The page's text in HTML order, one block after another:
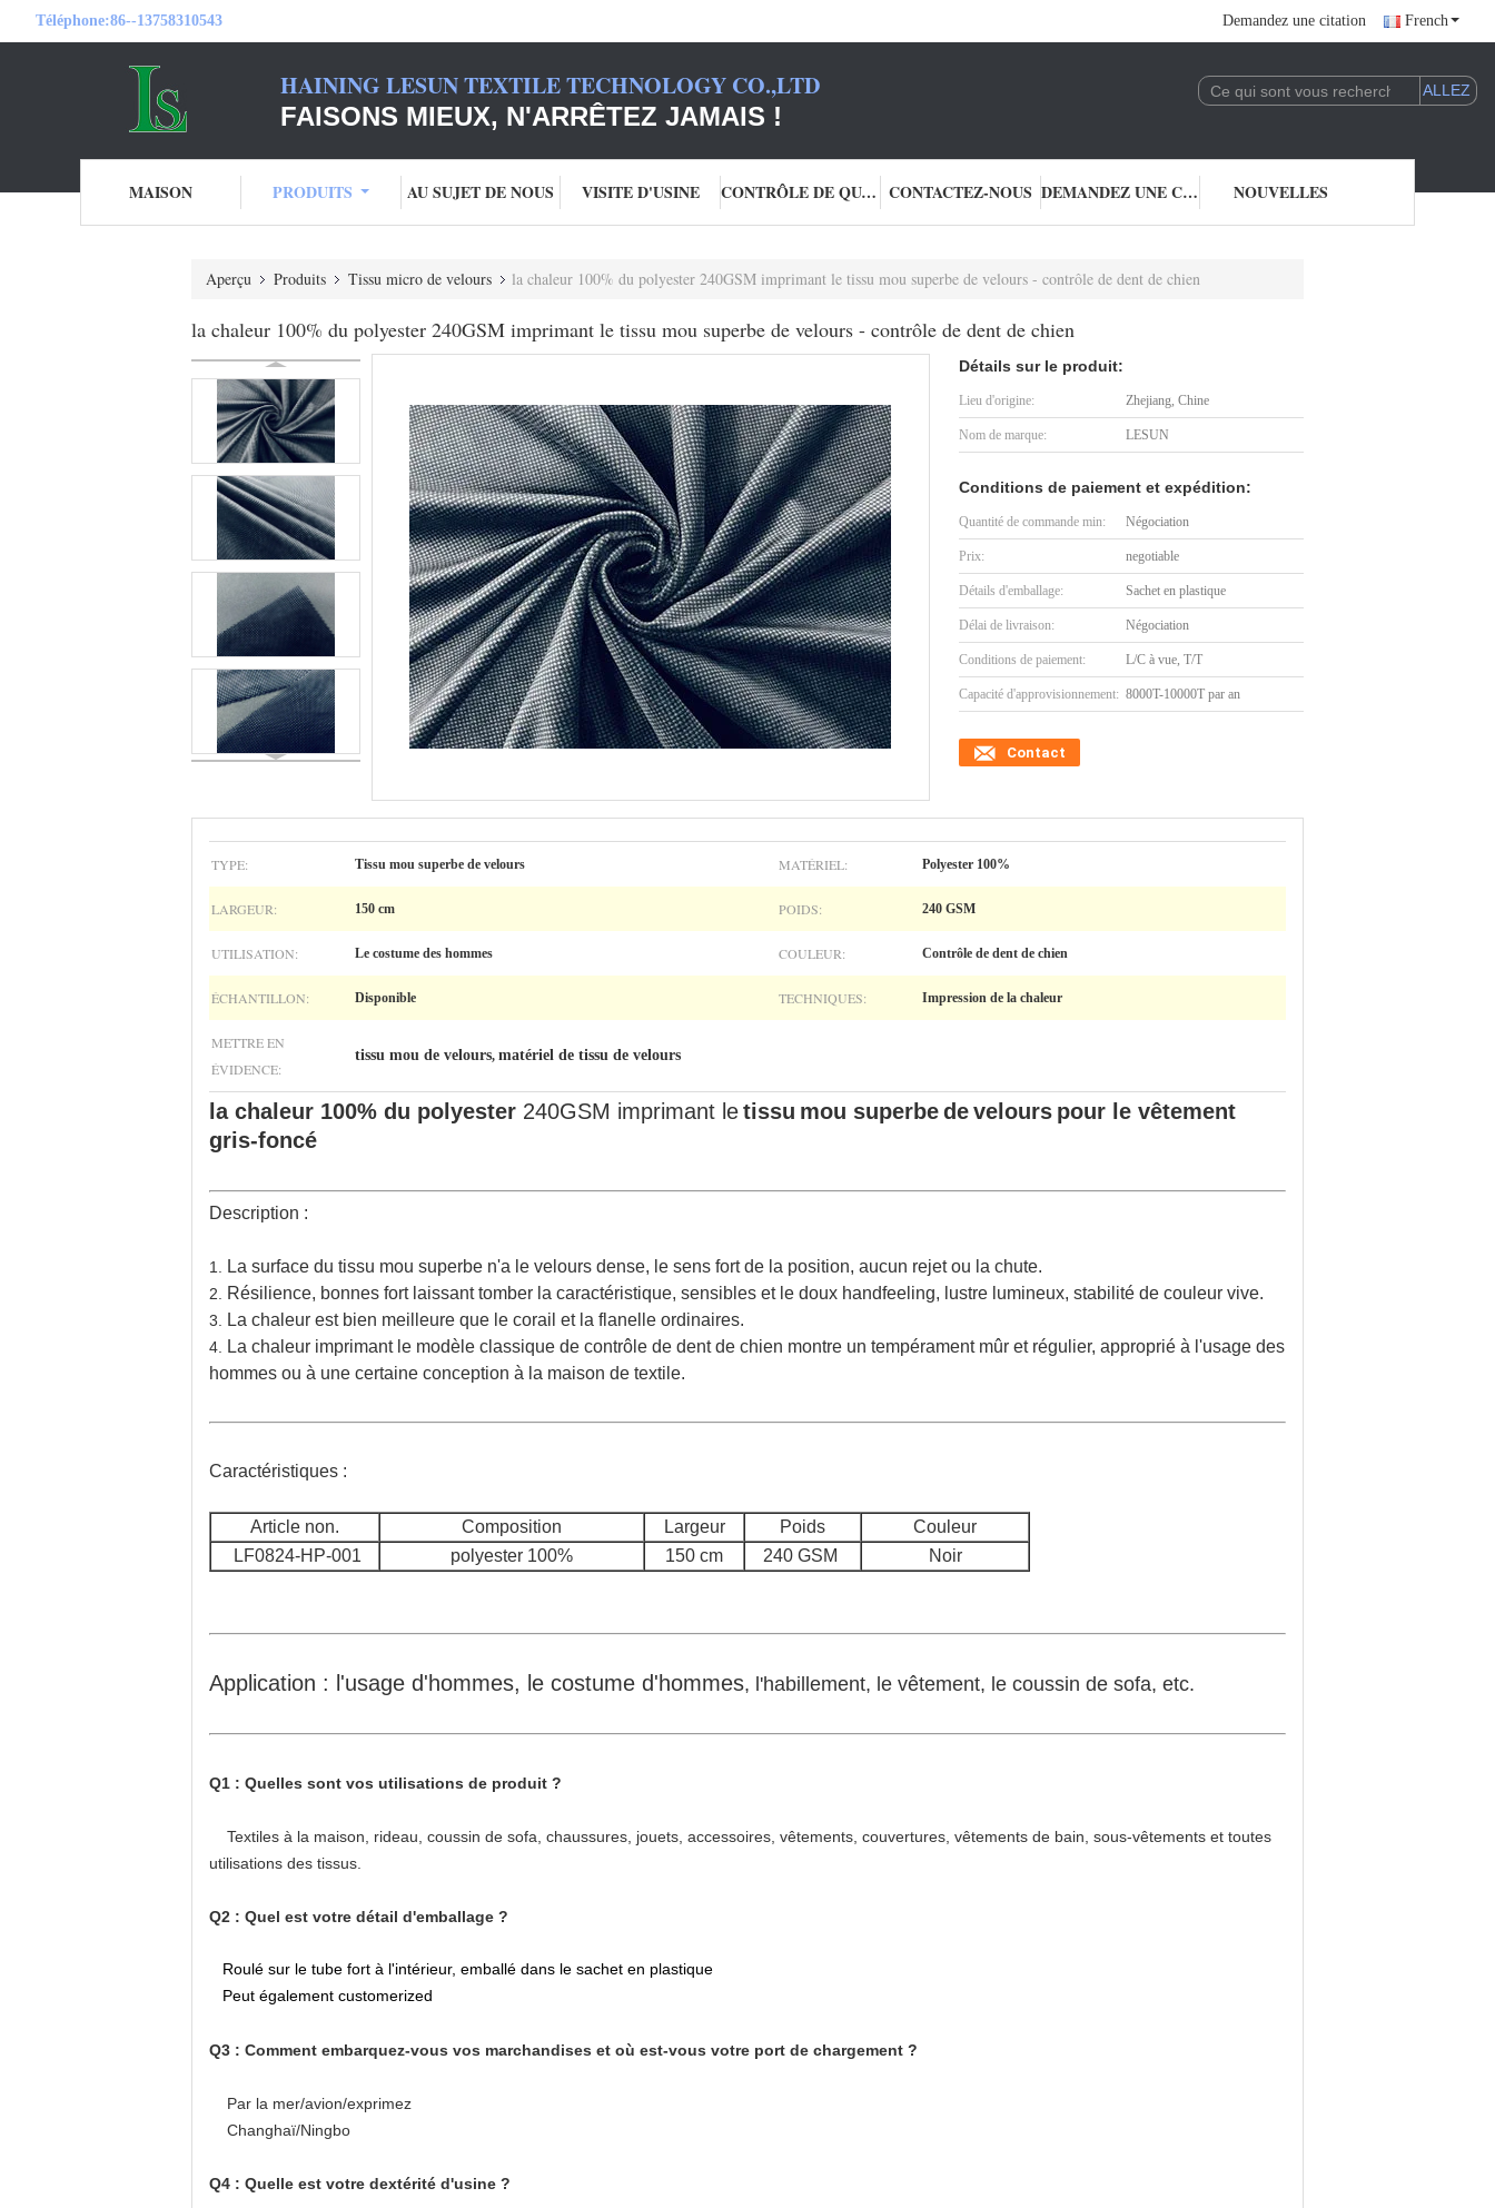
Téléphone:86--13758310543 Demandez une citation French
HAINING LESUN TEXTILE TECHNOLOGY CO.,LTD
FAISONS MIEUX, N'ARRÊTEZ JAMAIS !
MAISON PRODUITS AU SUJET DE NOUS VISITE D'USINE CONTRÔLE DE QUALITÉ CONTACTEZ-NOUS DEMANDEZ UNE CITATION NOUVELLES
Aperçu Produits Tissu micro de velours la chaleur 100% du polyester 240GSM imprimant le tissu mou superbe de velours - contrôle de dent de chien
la chaleur 100% du polyester 240GSM imprimant le tissu mou superbe de velours - contrôle de dent de chien
Détails sur le produit:
Lieu d'origine: Zhejiang, Chine
Nom de marque: LESUN
Conditions de paiement et expédition:
Quantité de commande min: Négociation
Prix: negotiable
Détails d'emballage: Sachet en plastique
Délai de livraison: Négociation
Conditions de paiement: L/C à vue, T/T
Capacité d'approvisionnement: 8000T-10000T par an
Contact
TYPE: Tissu mou superbe de velours MATÉRIEL: Polyester 100%
LARGEUR: 150 cm POIDS: 240 GSM
UTILISATION: Le costume des hommes COULEUR: Contrôle de dent de chien
ÉCHANTILLON: Disponible TECHNIQUES: Impression de la chaleur
METTRE EN
ÉVIDENCE:
tissu mou de velours, matériel de tissu de velours
la chaleur 100% du polyester 240GSM imprimant letissu mou superbedevelours pour le vêtement
gris-foncé
Description :
1. La surface du tissu mou superbe n'a le velours dense, le sens fort de la position, aucun rejet ou la chute.
2. Résilience, bonnes fort laissant tomber la caractéristique, sensibles et le doux handfeeling, lustre lumineux, stabilité de couleur vive.
3. La chaleur est bien meilleure que le corail et la flanelle ordinaires.
4.
La chaleur imprimant le modèle classique de contrôle de dent de chien montre un tempérament mûr et régulier, approprié à l'usage des
hommes ou à une certaine conception à la maison de textile.
Caractéristiques :
Article non. Composition Largeur Poids
Couleur
LF0824-HP-001
polyester 100% 150 cm 240 GSM Noir
Application : l'usage d'hommes, le costume d'hommes, l'habillement, le vêtement, le coussin de sofa, etc.
Q1 : Quelles sont vos utilisations de produit ?
Textiles à la maison, rideau, coussin de sofa, chaussures, jouets, accessoires, vêtements, couvertures, vêtements de bain, sous-vêtements et toutes
utilisations des tissus.
Q2 : Quel est votre détail d'emballage ?
Roulé sur le tube fort à l'intérieur, emballé dans le sachet en plastique
Peut également customerized
Q3 : Comment embarquez-vous vos marchandises et où est-vous votre port de chargement ?
Par la mer/avion/exprimez
Changhaï/Ningbo
Q4 : Quelle est votre dextérité d'usine ?